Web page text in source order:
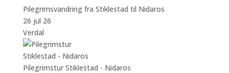
Pilegrimsvandring fra Stiklestad til Nidaros
26 jul 26
Verdal
Pilegrimstur Stiklestad - Nidaros